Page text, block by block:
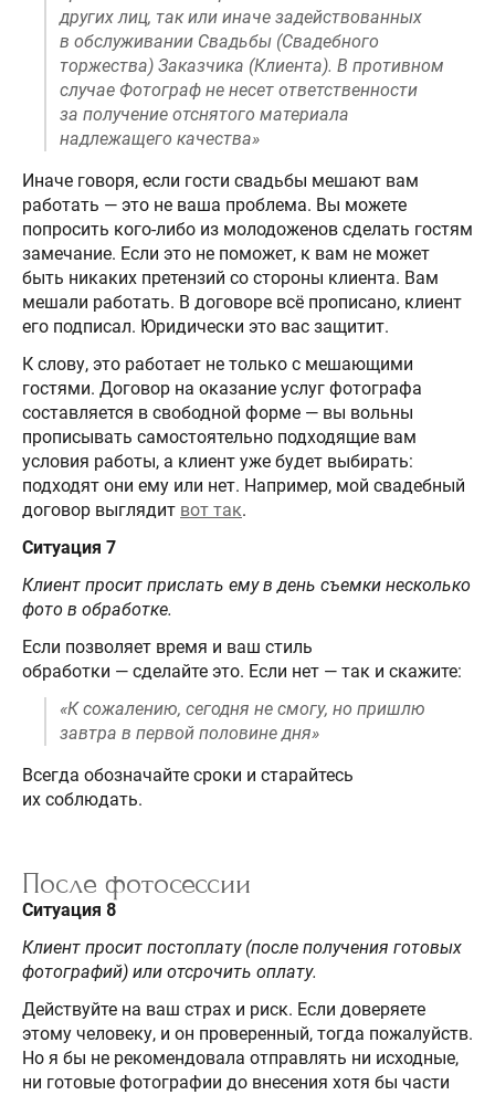
других лиц, так или иначе задействованных
в обслуживании Свадьбы (Свадебного
торжества) Заказчика (Клиента). В противном
случае Фотограф не несет ответственности
за получение отснятого материала
надлежащего качества»
Иначе говоря, если гости свадьбы мешают вам
работать — это не ваша проблема. Вы можете
попросить кого-либо из молодоженов сделать гостям
замечание. Если это не поможет, к вам не может
быть никаких претензий со стороны клиента. Вам
мешали работать. В договоре всё прописано, клиент
его подписал. Юридически это вас защитит.
К слову, это работает не только с мешающими
гостями. Договор на оказание услуг фотографа
составляется в свободной форме — вы вольны
прописывать самостоятельно подходящие вам
условия работы, а клиент уже будет выбирать:
подходят они ему или нет. Например, мой свадебный
договор выглядит вот так.
Ситуация 7
Клиент просит прислать ему в день съемки несколько
фото в обработке.
Если позволяет время и ваш стиль
обработки — сделайте это. Если нет — так и скажите:
«К сожалению, сегодня не смогу, но пришлю
завтра в первой половине дня»
Всегда обозначайте сроки и старайтесь
их соблюдать.
После фотосессии
Ситуация 8
Клиент просит постоплату (после получения готовых
фотографий) или отсрочить оплату.
Действуйте на ваш страх и риск. Если доверяете
этому человеку, и он проверенный, тогда пожалуйств.
Но я бы не рекомендовала отправлять ни исходные,
ни готовые фотографии до внесения хотя бы части